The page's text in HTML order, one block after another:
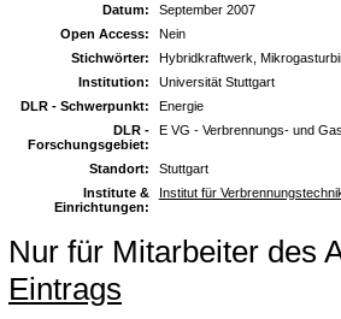
Datum:
September 2007
Open Access:
Nein
Stichwörter:
Hybridkraftwerk,
Institution:
Universität Stuttgart
DLR - Schwerpunkt:
Energie
DLR -
Forschungsgebiet:
E VG - Verbrennungs- und
Standort:
Stuttgart
Institute &
Einrichtungen:
Institut für
Nur für Mitarbeiter des
Eintrags